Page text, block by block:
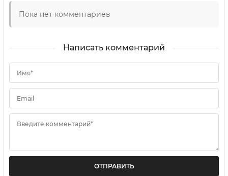
Пока нет комментариев
Написать комментарий
Имя*
Email
Введите комментарий*
ОТПРАВИТЬ